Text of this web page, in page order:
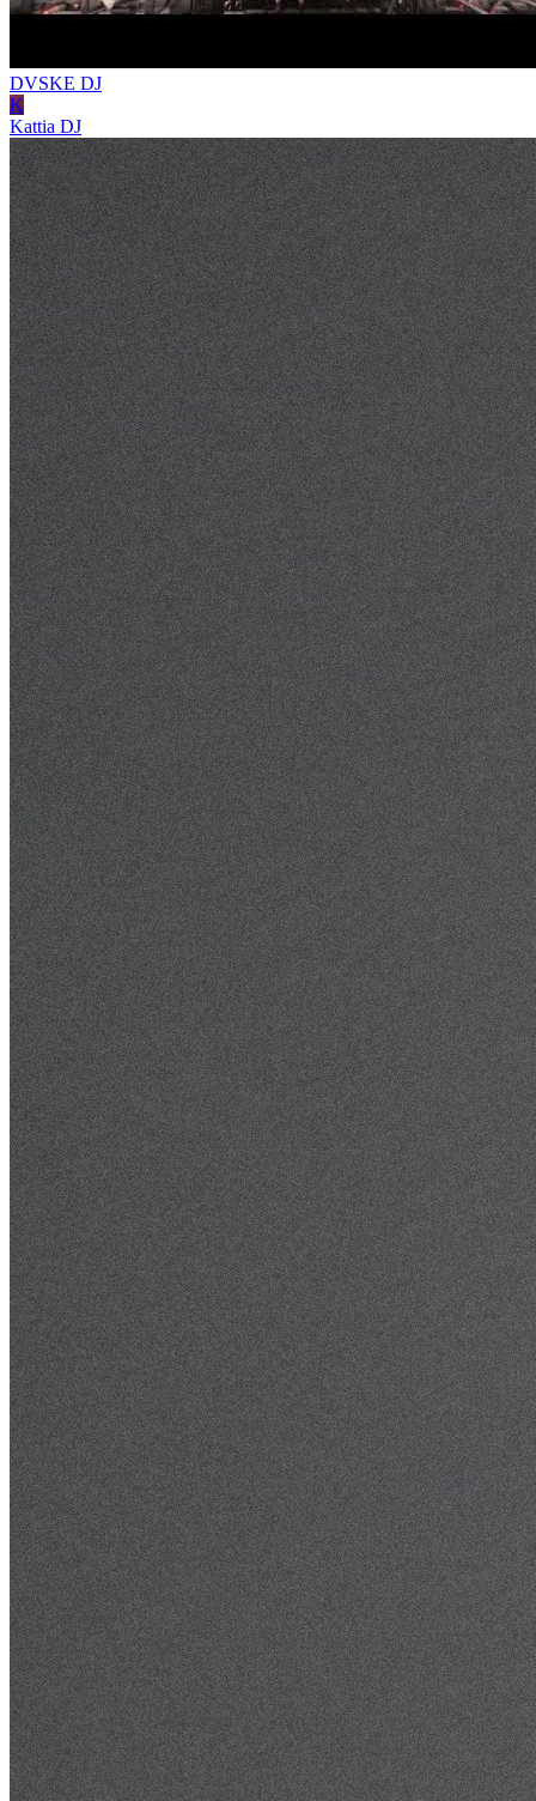
DVSKE DJ
K
Kattia DJ